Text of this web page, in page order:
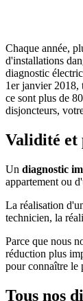
Chaque année,
d'installations
diagnostic
1er janvier 2018,
ce sont plus de
disjoncteurs,
Validité et
Un diagnostic
appartement ou
La réalisation
technicien, la
Parce que nous
réduction plus
pour connaître le
Tous nos